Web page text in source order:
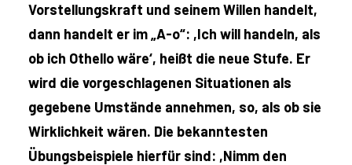
Vorstellungskraft und seinem Willen handelt,
dann handelt er im „A-o“: ,Ich will handeln, als
ob ich Othello wäre‘, heißt die neue Stufe. Er
wird die vorgeschlagenen Situationen als
gegebene Umstände annehmen, so, als ob sie
Wirklichkeit wären. Die bekanntesten
Übungsbeispiele hierfür sind: ,Nimm den